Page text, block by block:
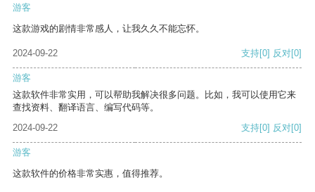
游客
这款游戏的剧情非常感人，让我久久不能忘怀。
2024-09-22 支持[0] 反对[0]
游客
这款软件非常实用，可以帮助我解决很多问题。比如，我可以使用它来
查找资料、翻译语言、编写代码等。
2024-09-22
支持[0] 反对[0]
游客
这款软件的价格非常实惠，值得推荐。